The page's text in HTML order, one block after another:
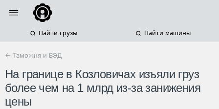
Найти грузы Найти машины
← Таможня и ВЭД
На границе в Козловичах изъяли груз
более чем на 1 млрд из-за занижения
цены